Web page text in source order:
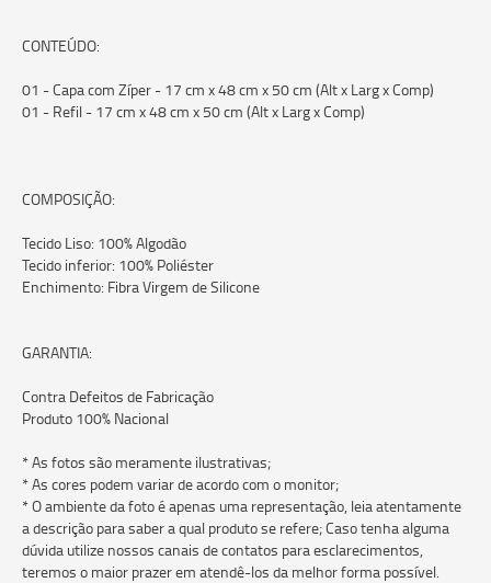
CONTEÚDO:
01 - Capa com Zíper - 17 cm x 48 cm x 50 cm (Alt x Larg x Comp)
01 - Refil - 17 cm x 48 cm x 50 cm (Alt x Larg x Comp)
COMPOSIÇÃO:
Tecido Liso: 100% Algodão
Tecido inferior: 100% Poliéster
Enchimento: Fibra Virgem de Silicone
GARANTIA:
Contra Defeitos de Fabricação
Produto 100% Nacional
* As fotos são meramente ilustrativas;
* As cores podem variar de acordo com o monitor;
* O ambiente da foto é apenas uma representação, leia atentamente
a descrição para saber a qual produto se refere; Caso tenha alguma
dúvida utilize nossos canais de contatos para esclarecimentos,
teremos o maior prazer em atendê-los da melhor forma possível.